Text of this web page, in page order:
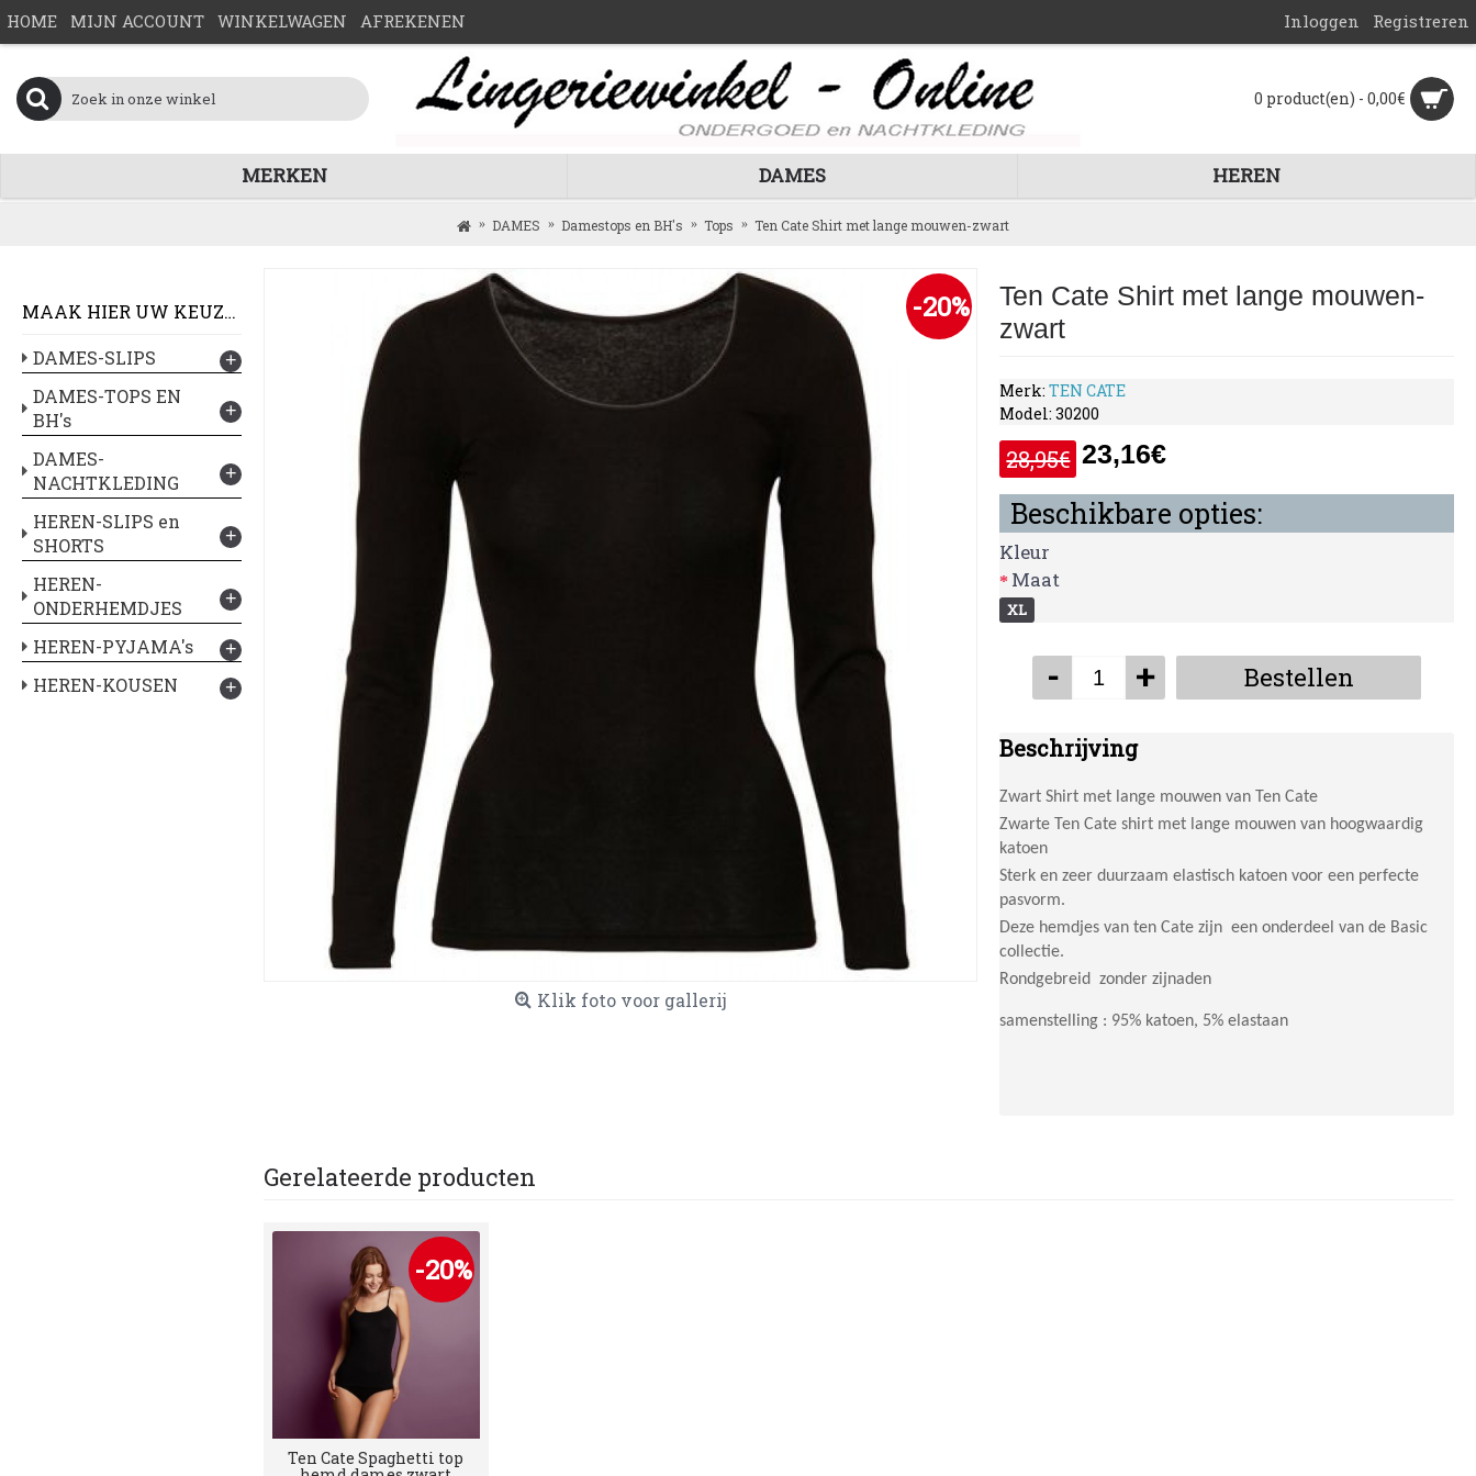
HOME MIJN ACCOUNT WINKELWAGEN AFREKENEN Inloggen Registreren
0 product(en) - 0,00€
MERKEN DAMES HEREN
DAMES Damestops en BH's Tops Ten Cate Shirt met lange mouwen-zwart
MAAK HIER UW KEUZE :
DAMES-SLIPS
+
DAMES-TOPS EN
BH's
+
DAMES-
NACHTKLEDING
+
HEREN-SLIPS en
SHORTS
+
HEREN-
ONDERHEMDJES
+
HEREN-PYJAMA's +
HEREN-KOUSEN +
-20%
Klik foto voor gallerij
Ten Cate Shirt met lange mouwen-
zwart
Merk:TEN CATE
Model:30200
28,95€ 23,16€
Beschikbare opties:
Kleur
Maat
XL
- + Bestellen
Beschrijving
Zwart Shirt met lange mouwen van Ten Cate
Zwarte Ten Cate shirt met lange mouwen van hoogwaardig
katoen
Sterk en zeer duurzaam elastisch katoen voor een perfecte
pasvorm.
Deze hemdjes van ten Cate zijn een onderdeel van de Basic
collectie.
Rondgebreid zonder zijnaden
samenstelling : 95% katoen, 5% elastaan
Gerelateerde producten
-20%
Ten Cate Spaghetti top